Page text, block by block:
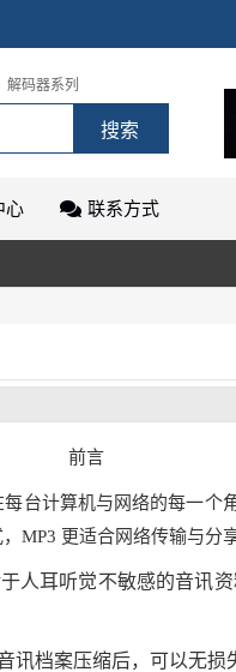
解码器系列
心 联系方式
前言
台计算机与网络的每一个
MP3 更适合网络传输与分
人耳听觉不敏感的音讯
讯档案压缩后，可以无损